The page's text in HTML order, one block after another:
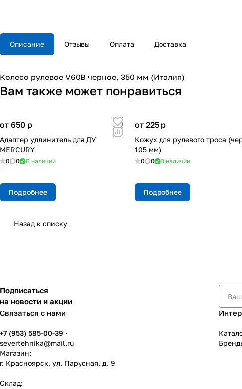
Описание Отзывы Оплата Доставка
Колесо рулевое V60B черное, 350 мм (Италия)
Вам также может понравиться
от 650 p
Адаптер удлинитель для ДУ
МERCURY
0 0 В наличии
Подробнее
от 225 p
Кожух для рулевого троса
105 мм)
0 0 В наличии
Подробнее
Назад к списку
Подписаться
на новости и акции
Связаться с нами
+7 (953) 585-00-39
severtehnika@mail.ru
Магазин:
г. Красноярск, ул. Парусная, д. 9
Склад: